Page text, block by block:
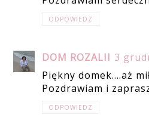
ODPOWIEDZ
DOM ROZALII 3
Piękny domek....aż
Pozdrawiam i
ODPOWIEDZ